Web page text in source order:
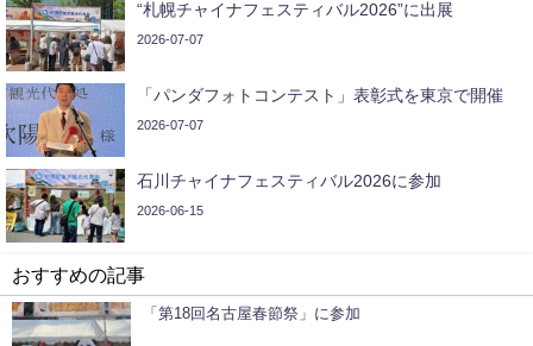
“札幌チャイナフェスティバル2026”に出展
2026-07-07
「パンダフォトコンテスト」表彰式を東京で開催
2026-07-07
石川チャイナフェスティバル2026に参加
2026-06-15
おすすめの記事
「第18回名古屋春節祭」に参加